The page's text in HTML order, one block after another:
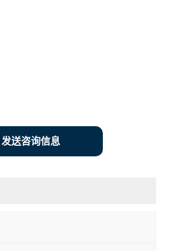
发送咨询信息